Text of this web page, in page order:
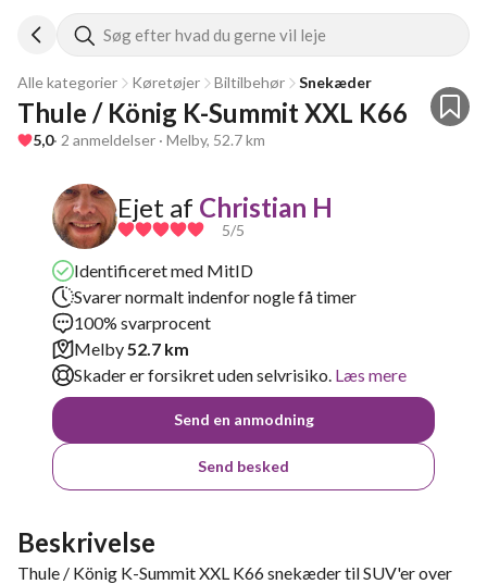
Søg efter hvad du gerne vil leje
Alle kategorier Køretøjer Biltilbehør Snekæder
Thule / König K-Summit XXL K66
5,0· 2 anmeldelser · Melby, 52.7 km
Ejet af Christian H
5/5
Identificeret med MitID
Svarer normalt indenfor nogle få timer
100% svarprocent
Melby52.7 km
Skader er forsikret uden selvrisiko. Læs mere
Send en anmodning
Send besked
Beskrivelse
Thule / König K-Summit XXL K66 snekæder til SUV'er over